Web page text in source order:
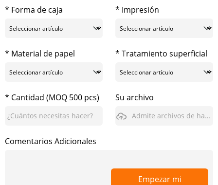
* Forma de caja * Impresión
* Material de papel * Tratamiento superficial
* Cantidad (MOQ 500 pcs) Su archivo
Admite archivos de hasta 3GB
Comentarios Adicionales
Empezar mi